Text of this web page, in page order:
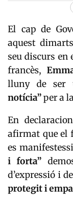
El cap de
aquest
seu discurs en
francès,
lluny de ser
notícia”per a
En
afirmat que el
es
i forta”
d’expressió i
protegit i